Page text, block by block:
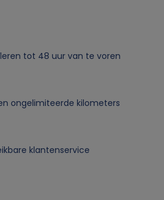
tot 48 uur van te voren
ongelimiteerde kilometers
klantenservice